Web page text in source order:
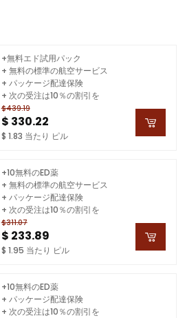
$439.19
$ 330.22
$ 1.83 当たり ピル
+無料エド試用パック
+ 無料の標準の航空サービス
+ パッケージ配達保険
+ 次の受注は10％の割引を
$311.07
$ 233.89
$ 1.95 当たり ピル
+10無料のED薬
+ 無料の標準の航空サービス
+ パッケージ配達保険
+ 次の受注は10％の割引を
+10無料のED薬
+ パッケージ配達保険
+ 次の受注は10％の割引を